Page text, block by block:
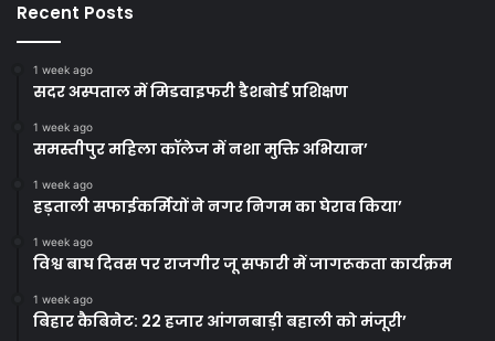
Recent Posts
1 week ago
सदर अस्पताल में मिडवाइफरी डैशबोर्ड प्रशिक्षण
1 week ago
समस्तीपुर महिला कॉलेज में नशा मुक्ति अभियान’
1 week ago
हड़ताली सफाईकर्मियों ने नगर निगम का घेराव किया’
1 week ago
विश्व बाघ दिवस पर राजगीर जू सफारी में जागरूकता कार्यक्रम
1 week ago
बिहार कैबिनेट: 22 हजार आंगनबाड़ी बहाली को मंजूरी’